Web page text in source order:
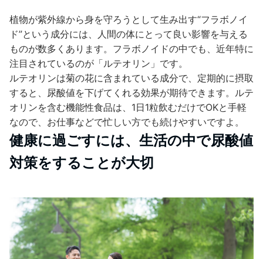
植物が紫外線から身を守ろうとして生み出す“フラボノイ
ド”という成分には、人間の体にとって良い影響を与える
ものが数多くあります。フラボノイドの中でも、近年特に
注目されているのが「ルテオリン」です。
ルテオリンは菊の花に含まれている成分で、定期的に摂取
すると、尿酸値を下げてくれる効果が期待できます。ルテ
オリンを含む機能性食品は、1日1粒飲むだけでOKと手軽
なので、お仕事などで忙しい方でも続けやすいですよ。
健康に過ごすには、生活の中で尿酸値
対策をすることが大切